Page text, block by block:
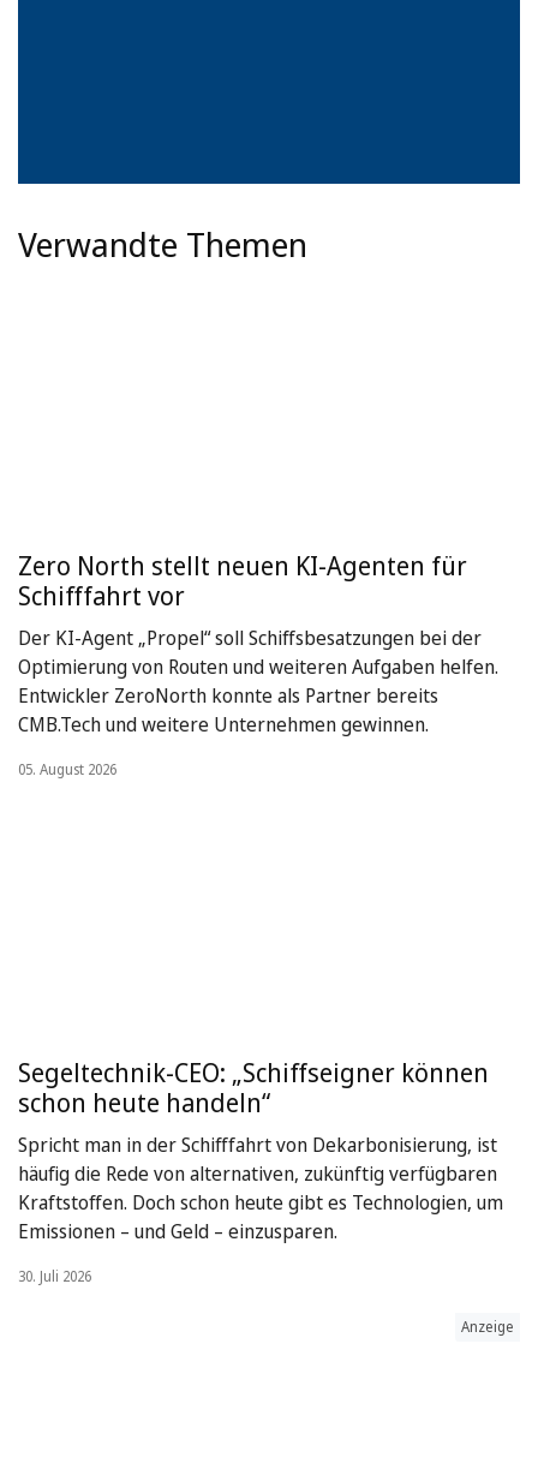
Verwandte Themen
Zero North stellt neuen KI-Agenten für
Schifffahrt vor
Der KI-Agent „Propel“ soll Schiffsbesatzungen bei der
Optimierung von Routen und weiteren Aufgaben helfen.
Entwickler ZeroNorth konnte als Partner bereits
CMB.Tech und weitere Unternehmen gewinnen.
05. August 2026
Segeltechnik-CEO: „Schiffseigner können
schon heute handeln“
Spricht man in der Schifffahrt von Dekarbonisierung, ist
häufig die Rede von alternativen, zukünftig verfügbaren
Kraftstoffen. Doch schon heute gibt es Technologien, um
Emissionen – und Geld – einzusparen.
30. Juli 2026
Anzeige